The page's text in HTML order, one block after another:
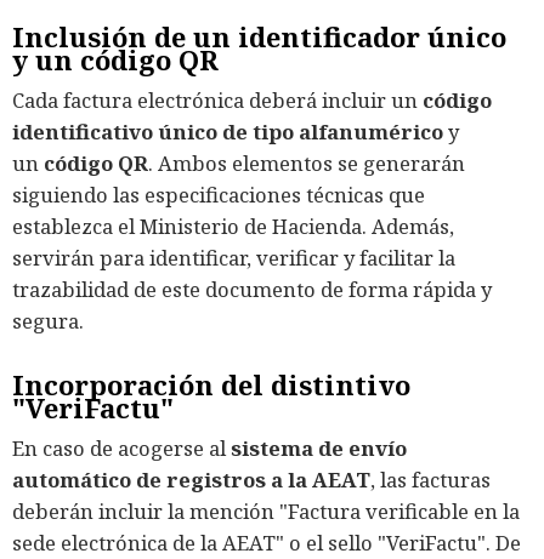
Inclusión de un identificador único
y un código QR
Cada factura electrónica deberá incluir un código
identificativo único de tipo alfanuméricoy
un código QR. Ambos elementos se generarán
siguiendo las especificaciones técnicas que
establezca el Ministerio de Hacienda. Además,
servirán para identificar, verificar y facilitar la
trazabilidad de este documento de forma rápida y
segura.
Incorporación del distintivo
"VeriFactu"
En caso de acogerse alsistema de envío
automático de registros a la AEAT, las facturas
deberán incluir la mención "Factura verificable en la
sede electrónica de la AEAT" o el sello "VeriFactu". De